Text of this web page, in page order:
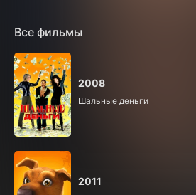
Все фильмы
2008
Шальные деньги
2011